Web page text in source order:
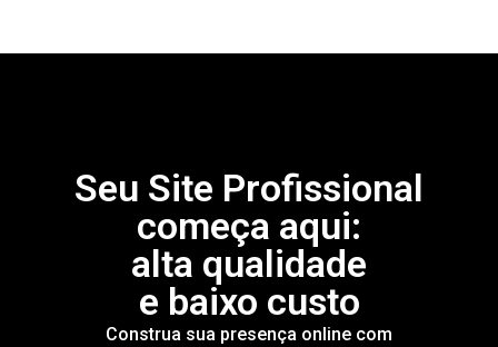
Seu Site Profissional
começa aqui:
alta qualidade
e baixo custo
Construa sua presença online com